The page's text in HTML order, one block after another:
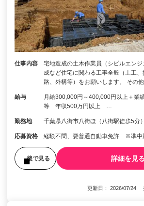
仕事内容
宅地造成の土木作業員（シビルエン
成など住宅に関わる工事全般（土工
路、外構等）をお願いします。 その
給与
月給300,000円～400,000円以上＋業
等 年収500万円以上 …
勤務地 千葉県八街市八街ほ（八街駅徒歩5分
応募資格 経験不問、要普通自動車免許 ※準中
後で見る 詳細を見る
更新日： 2026/07/24